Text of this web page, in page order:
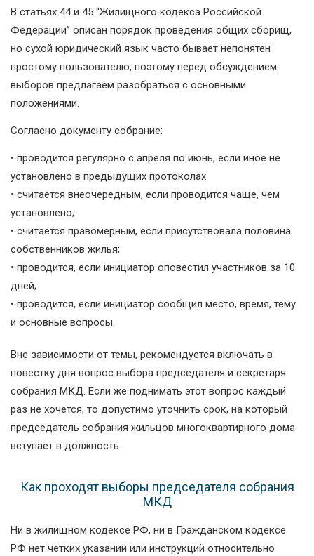
В статьях 44 и 45 “Жилищного кодекса Российской
Федерации” описан порядок проведения общих сборищ,
но сухой юридический язык часто бывает непонятен
простому пользователю, поэтому перед обсуждением
выборов предлагаем разобраться с основными
положениями.
Согласно документу собрание:
• проводится регулярно с апреля по июнь, если иное не
установлено в предыдущих протоколах
• считается внеочередным, если проводится чаще, чем
установлено;
• считается правомерным, если присутствовала половина
собственников жилья;
• проводится, если инициатор оповестил участников за 10
дней;
• проводится, если инициатор сообщил место, время, тему
и основные вопросы.
Вне зависимости от темы, рекомендуется включать в
повестку дня вопрос выбора председателя и секретаря
собрания МКД. Если же поднимать этот вопрос каждый
раз не хочется, то допустимо уточнить срок, на который
председатель собрания жильцов многоквартирного дома
вступает в должность.
Как проходят выборы председателя собрания
МКД
Ни в жилищном кодексе РФ, ни в Гражданском кодексе
РФ нет четких указаний или инструкций относительно